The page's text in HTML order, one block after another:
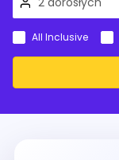
All Inclusive